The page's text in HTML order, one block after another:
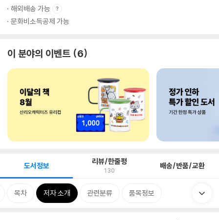
해외배송 가능
문화비소득공제 가능
이 분야의 이벤트 6
도서정보 리뷰/한줄평
130 배송/반품/교환
목차 저자 소개 관련분류 품목정보